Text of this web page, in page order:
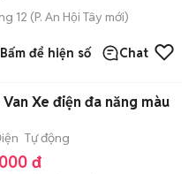
12 (P. An Hội Tây mới)
Bấm để hiện số Chat
Van Xe điện đa năng màu
Tự động
đ